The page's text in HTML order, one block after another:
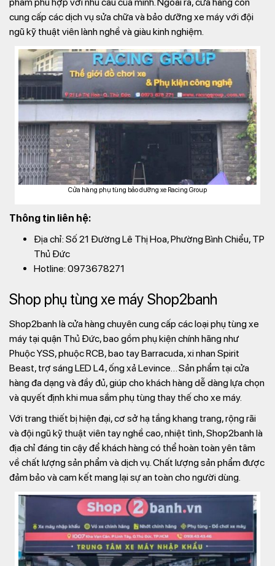
cung cấp các dịch vụ sửa chữa và bảo dưỡng xe máy với đội
ngũ kỹ thuật viên lành nghề và giàu kinh nghiệm.
Cửa hàng phụ tùng bảo dưỡng xe Racing Group
Thông tin liên hệ:
Địa chỉ: Số 21 Đường Lê Thị Hoa, Phường Bình Chiểu, TP
Thủ Đức
Hotline: 0973678271
Shop phụ tùng xe máy Shop2banh
Shop2banh là cửa hàng chuyên cung cấp các loại phụ tùng xe
máy tại quận Thủ Đức, bao gồm phụ kiện chính hãng như
Phuộc YSS, phuộc RCB, bao tay Barracuda, xi nhan Spirit
Beast, trợ sáng LED L4, ống xả Levince… Sản phẩm tại cửa
hàng đa dạng và đầy đủ, giúp cho khách hàng dễ dàng lựa chọn
và quyết định khi mua sắm phụ tùng thay thế cho xe máy.
Với trang thiết bị hiện đại, cơ sở hạ tầng khang trang, rộng rãi
và đội ngũ kỹ thuật viên tay nghề cao, nhiệt tình, Shop2banh là
địa chỉ đáng tin cậy để khách hàng có thể hoàn toàn yên tâm
về chất lượng sản phẩm và dịch vụ. Chất lượng sản phẩm được
đảm bảo và cam kết mang lại sự an toàn cho người dùng.